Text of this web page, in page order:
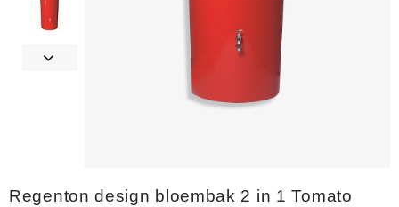
Regenton design bloembak 2 in 1 Tomato